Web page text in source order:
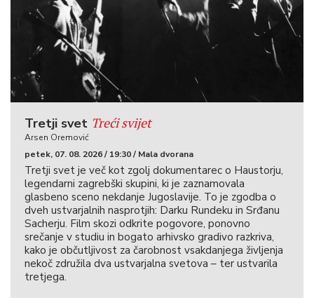
Tretji svet Treći svijet
Arsen Oremović
petek, 07. 08. 2026 / 19:30 / Mala dvorana
Tretji svet je več kot zgolj dokumentarec o Haustorju,
legendarni zagrebški skupini, ki je zaznamovala
glasbeno sceno nekdanje Jugoslavije. To je zgodba o
dveh ustvarjalnih nasprotjih: Darku Rundeku in Srđanu
Sacherju. Film skozi odkrite pogovore, ponovno
srečanje v studiu in bogato arhivsko gradivo razkriva,
kako je občutljivost za čarobnost vsakdanjega življenja
nekoč združila dva ustvarjalna svetova – ter ustvarila
tretjega.